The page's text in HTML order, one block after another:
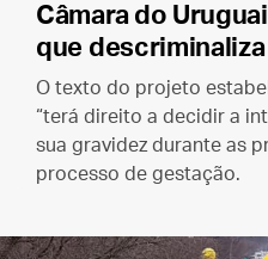
Câmara do
que
O texto do projeto
“terá direito a decidir a
sua gravidez durante as
processo de gestação.